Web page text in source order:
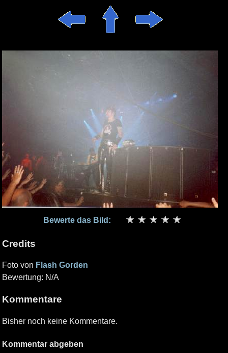
Bewerte das Bild:
Credits
Foto von Flash Gorden
Bewertung: N/A
Kommentare
Bisher noch keine Kommentare.
Kommentar abgeben